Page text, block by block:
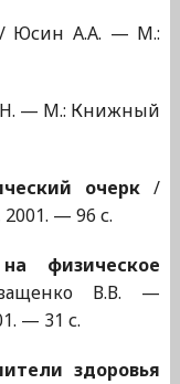
/ Юсин А.А. — М.:
— М.: Книжный
очерк /
— 96 с.
физическое
В.В. —
— 31 с.
здоровья